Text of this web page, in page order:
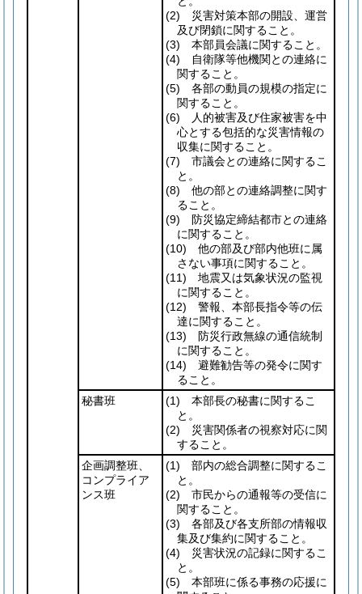
(2) 災害対策本部の開設、運営
及び閉鎖に関すること。
(3) 本部員会議に関すること。
(4) 自衛隊等他機関との連絡に
関すること。
(5) 各部の動員の規模の指定に
関すること。
(6) 人的被害及び住家被害を中
心とする包括的な災害情報の
収集に関すること。
(7) 市議会との連絡に関するこ
と。
(8) 他の部との連絡調整に関す
ること。
(9) 防災協定締結都市との連絡
に関すること。
(10) 他の部及び部内他班に属
さない事項に関すること。
(11) 地震又は気象状況の監視
に関すること。
(12) 警報、本部長指令等の伝
達に関すること。
(13) 防災行政無線の通信統制
に関すること。
(14) 避難勧告等の発令に関す
ること。
秘書班
(1) 本部長の秘書に関するこ
と。
(2) 災害関係者の視察対応に関
すること。
企画調整班、
コンプライア
ンス班
(1) 部内の総合調整に関するこ
と。
(2) 市民からの通報等の受信に
関すること。
(3) 各部及び各支所部の情報収
集及び集約に関すること。
(4) 災害状況の記録に関するこ
と。
(5) 本部班に係る事務の応援に